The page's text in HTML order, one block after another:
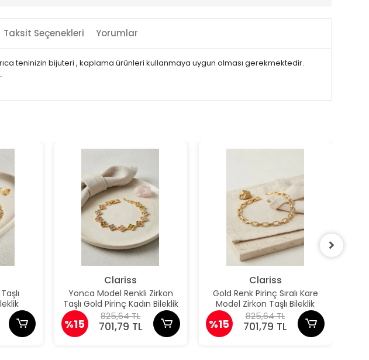
Taksit Seçenekleri Yorumlar
teninizin bijuteri , kaplama ürünleri kullanmaya uygun olması gerekmektedir.
Clariss
Yonca Model Renkli Zirkon
Taşlı Gold Pirinç Kadın Bileklik
%15
825,64 TL
701,79 TL
Clariss
Gold Renk Pirinç Sıralı Kare
Model Zirkon Taşlı Bileklik
%15
825,64 TL
701,79 TL